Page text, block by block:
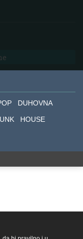
DUHOVNA
HOUSE